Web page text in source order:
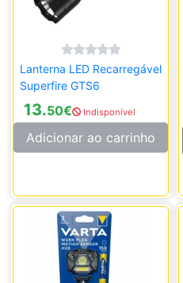
Lanterna LED Recarregável
Superfire GTS6
13.50€ Indisponível
Adicionar ao carrinho